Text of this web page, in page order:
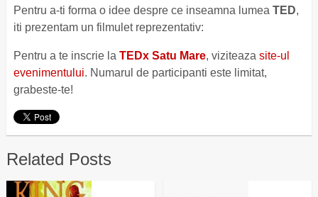
Pentru a-ti forma o idee despre ce inseamna lumea TED,
iti prezentam un filmulet reprezentativ:
Pentru a te inscrie la TEDx Satu Mare, viziteaza site-ul
evenimentului. Numarul de participanti este limitat,
grabeste-te!
Related Posts